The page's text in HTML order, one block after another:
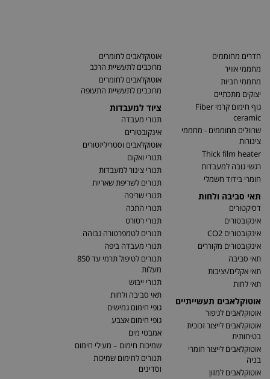
חדרים מחוממים
מחממי אוויר
מחממי חביות
יצוקים מתכתיים
גוף חימום קרמי Fiber
ceramic
שרוולים מחוממים - מחממי
צינורות
Thick film heater
רגשי גובה למעבדות
חומרי בידוד חשמלי
תאי סביבה ולחות
דסיקטורים
אינקובטורים
אינקובטורים CO2
אינקובטורים מקוררים
תאי סביבה
תאי אקלים/יציבות
תאי לחות
אוטוקלאבים תעשייתיים
אוטוקלאבים לגיפור
אוטוקלאבים לייצור זכוכית
בטיחותית
אוטוקלאבים לייצור חומרי
בניה
אוטוקלאבים למזון
אוטוקלאבים לחומרים
מרוכבים לתעשיית הרכב
אוטוקלאבים לחומרים
מרוכבים לתעשיית התעופה
ציוד למעבדות
תנורי מעבדה
אינקובטורים
אוטוקלאבים וסטריליזטורים
תנורי ואקום
תנורי צינור למעבדות
תנורים לשריפת שאריות
תנורי שריפה
תנורי התכה
תנורי רטורט
תנורים לטמפרטורה גבוהה
תנורי מעבדה ביפה
תנורים לטיפול תרמי עד 850
מעלות
תנורי ייבוש
תאי סביבה ולחות
גופי חימום גמישים
גופי חימום אצבע
אמבטי מים
שמיכות חימום – מעילי חימום
תנורים לחימום שמיכות
וסדינים